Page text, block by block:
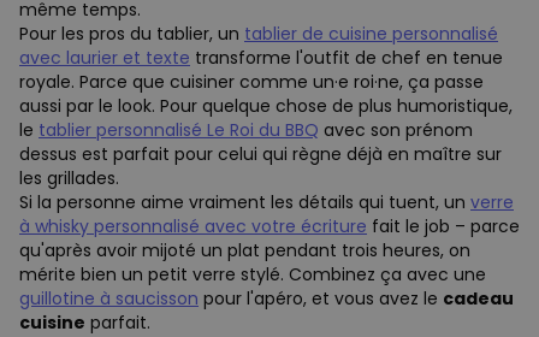
même temps.
Pour les pros du tablier, un tablier de cuisine personnalisé
avec laurier et texte transforme l'outfit de chef en tenue
royale. Parce que cuisiner comme un·e roi·ne, ça passe
aussi par le look. Pour quelque chose de plus humoristique,
le tablier personnalisé Le Roi du BBQ avec son prénom
dessus est parfait pour celui qui règne déjà en maître sur
les grillades.
Si la personne aime vraiment les détails qui tuent, un verre
à whisky personnalisé avec votre écriture fait le job – parce
qu'après avoir mijoté un plat pendant trois heures, on
mérite bien un petit verre stylé. Combinez ça avec une
guillotine à saucisson pour l'apéro, et vous avez le cadeau
cuisine parfait.